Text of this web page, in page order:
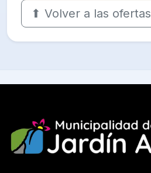
⬆ Volver a las ofertas